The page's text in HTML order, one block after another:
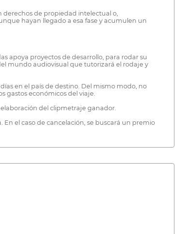
derechos de propiedad intelectual o,
hayan llegado a esa fase y acumulen un
apoya proyectos de desarrollo, para rodar su
mundo audiovisual que tutorizará el rodaje y
en el país de destino. Del mismo modo, no
gastos económicos del viaje.
del clipmetraje ganador.
el caso de cancelación, se buscará un premio